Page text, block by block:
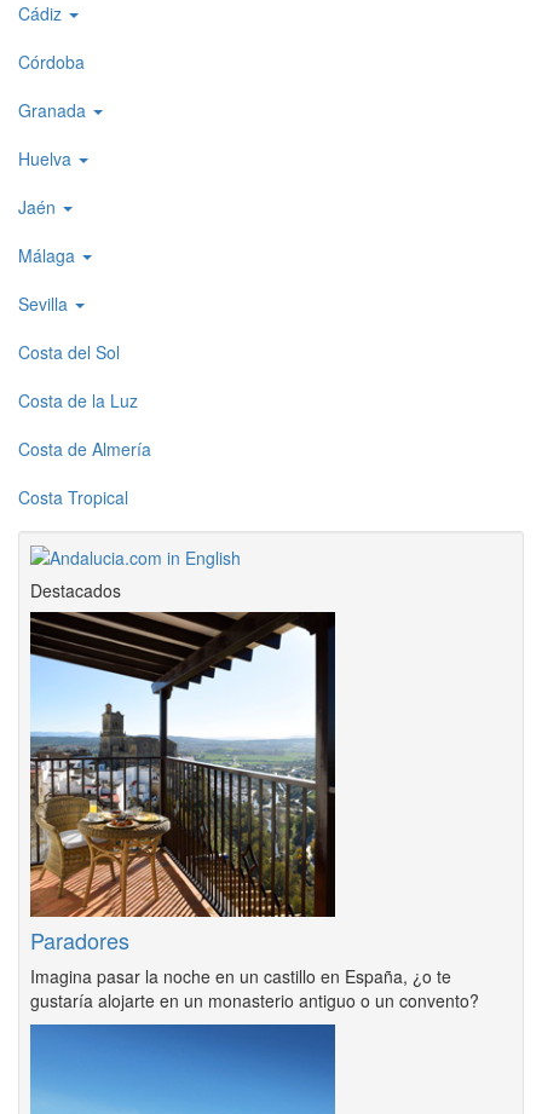
1
Cádiz
Córdoba
Granada
Huelva
Jaén
Málaga
Sevilla
Costa del Sol
Costa de la Luz
Costa de Almería
Costa Tropical
Destacados
Paradores
Imagina pasar la noche en un castillo en España, ¿o te
gustaría alojarte en un monasterio antiguo o un convento?